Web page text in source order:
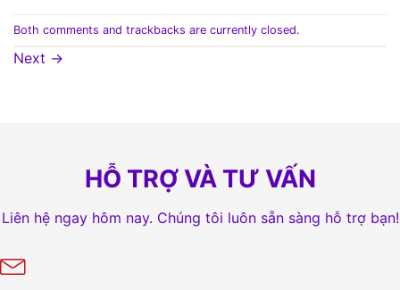
Both comments and trackbacks are currently closed.
Next →
HỖ TRỢ VÀ TƯ VẤN
Liên hệ ngay hôm nay. Chúng tôi luôn sẵn sàng hỗ trợ bạn!